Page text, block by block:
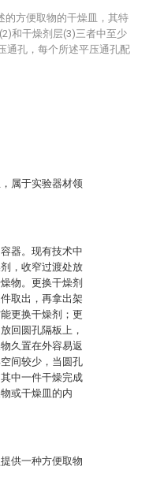
属于实验器材领
器。现有技术中
，收窄过渡处放
物。更换干燥剂
取出，再拿出架
更换干燥剂；更
回圆孔隔板上，
久置在外容易返
间较少，当圆孔
中一件干燥完成
或干燥皿的内
供一种方便取物
的方便取物的干燥皿，其特
和干燥剂层(3)三者中至少
通孔，每个所述平压通孔配